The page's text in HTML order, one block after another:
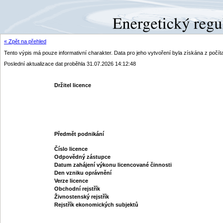
« Zpět na přehled
Tento výpis má pouze informativní charakter. Data pro jeho vytvoření byla získána z
Poslední aktualizace dat proběhla 31.07.2026 14:12:48
Držitel licence
Předmět podnikání
Číslo licence
Odpovědný zástupce
Datum zahájení výkonu licencované činnosti
Den vzniku oprávnění
Verze licence
Obchodní rejstřík
Živnostenský rejstřík
Rejstřík ekonomických subjektů